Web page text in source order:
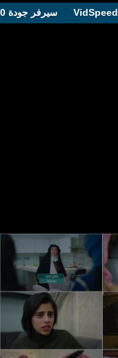
VidSpeed سيرفر جودة 1080